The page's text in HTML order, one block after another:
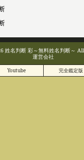
姓名判断 彩～無料姓名判断～
運営会社
Youtube 完全鑑定版